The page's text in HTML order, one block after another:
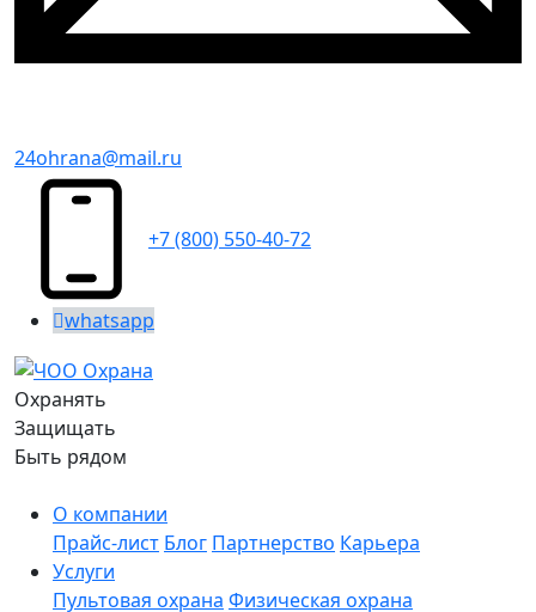
24ohrana@mail.ru
+7 (800) 550-40-72
whatsapp
Охранять
Защищать
Быть рядом
О компании
Прайс-лист Блог Партнерство Карьера
Услуги
Пультовая охрана Физическая охрана